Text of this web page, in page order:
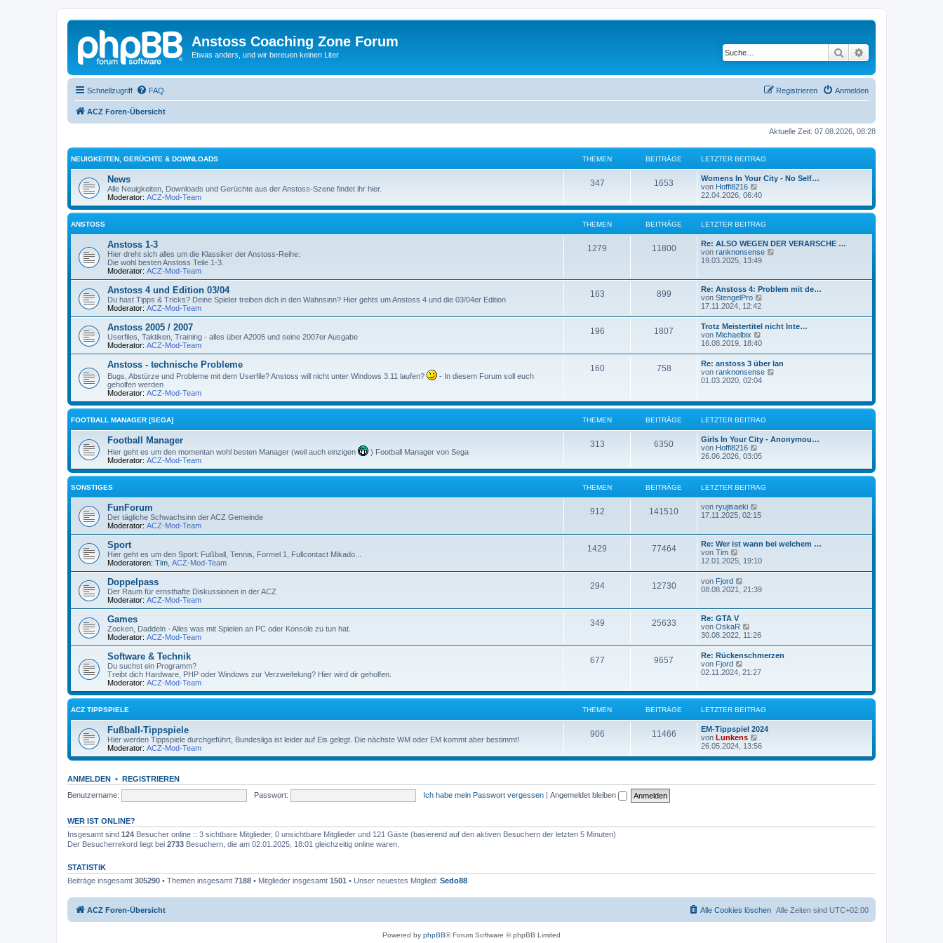
Anstoss Coaching Zone Forum
Etwas anders, und wir bereuen keinen Liter Suche
Schnellzugriff FAQ Anmelden
Registrieren
ACZ Foren-Übersicht
Aktuelle Zeit: 07.08.2026, 08:28
NEUIGKEITEN, GERÜCHTE & DOWNLOADS THEMEN BEITRÄGE LETZTER BEITRAG
News
Alle Neuigkeiten, Downloads und Gerüchte aus der Anstoss-Szene findet ihr hier.
Moderator: ACZ-Mod-Team
347 1653
Womens In Your City - No Self…
von Hoffi8216
e
e
t
e
r
B
e
t
r
a
g
22.04.2026, 06:40
ANSTOSS THEMEN BEITRÄGE LETZTER BEITRAG
Anstoss 1-3
Hier dreht sich alles um die Klassiker der Anstoss-Reihe:
Die wohl besten Anstoss Teile 1-3.
Moderator: ACZ-Mod-Team
1279 11800
Re: ALSO WEGEN DER VERARSCHE …
von ranknonsense
s
t
B
e
r
a
g
19.03.2025, 13:49
Anstoss 4 und Edition 03/04
Du hast Tipps & Tricks? Deine Spieler treiben dich in den Wahnsinn? Hier gehts um Anstoss 4 und die 03/04er Edition
Moderator: ACZ-Mod-Team
163 899
Re: Anstoss 4: Problem mit de…
von StengelPro
s
r
B
e
a
17.11.2024, 12:42
Anstoss 2005 / 2007
Userfiles, Taktiken, Training - alles über A2005 und seine 2007er Ausgabe
Moderator: ACZ-Mod-Team
196 1807
Trotz Meistertitel nicht Inte…
von Michaelbix
e
s
t
e
B
e
i
a
g
16.08.2019, 18:40
Anstoss - technische Probleme
Bugs, Abstürze und Probleme mit dem Userfile? Anstoss will nicht unter Windows 3.11 laufen?
- In diesem Forum soll euch
geholfen werden
Moderator: ACZ-Mod-Team
160 758
Re: anstoss 3 über lan
von ranknonsense
s
r
B
r
01.03.2020, 02:04
FOOTBALL MANAGER [SEGA] THEMEN BEITRÄGE LETZTER BEITRAG
Football Manager
Hier geht es um den momentan wohl besten Manager (weil auch einzigen
) Football Manager von Sega
Moderator: ACZ-Mod-Team
313 6350
Girls In Your City - Anonymou…
von Hoffi8216
e
e
t
e
B
r
a
g
26.06.2026, 03:05
SONSTIGES THEMEN BEITRÄGE LETZTER BEITRAG
FunForum
Der tägliche Schwachsinn der ACZ Gemeinde
Moderator: ACZ-Mod-Team
912 141510 von ryujisaeki
e
t
e
r
B
i
r
17.11.2025, 02:15
Sport
Hier geht es um den Sport: Fußball, Tennis, Formel 1, Fullcontact Mikado...
Moderatoren: Tim ACZ-Mod-Team
1429 77464
Re: Wer ist wann bei welchem …
von Tim
e
e
s
t
r
B
e
i
t
r
a
g
12.01.2025, 19:10
Doppelpass
Der Raum für ernsthafte Diskussionen in der ACZ
Moderator: ACZ-Mod-Team
294 12730 von Fjord
e
t
e
r
B
e
t
a
g
08.08.2021, 21:39
Games
Zocken, Daddeln - Alles was mit Spielen an PC oder Konsole zu tun hat.
Moderator: ACZ-Mod-Team
349 25633
Re: GTA V
von OskaR
e
e
s
e
B
e
i
t
r
a
g
30.08.2022, 11:26
Software & Technik
Du suchst ein Programm?
Treibt dich Hardware, PHP oder Windows zur Verzweifelung? Hier wird dir geholfen.
Moderator: ACZ-Mod-Team
677 9657
Re: Rückenschmerzen
von Fjord
e
s
e
r
B
e
i
t
02.11.2024, 21:27
ACZ TIPPSPIELE THEMEN BEITRÄGE LETZTER BEITRAG
Fußball-Tippspiele
Hier werden Tippspiele durchgeführt, Bundesliga ist leider auf Eis gelegt. Die nächste WM oder EM kommt aber bestimmt!
Moderator: ACZ-Mod-Team
906 11466
EM-Tippspiel 2024
von Lunkens
e
e
e
t
26.05.2024, 13:56
ANMELDEN • REGISTRIEREN
Benutzername:
Passwort: Ich habe mein Passwort vergessen | Angemeldet bleiben
WER IST ONLINE?
Insgesamt sind 124 Besucher online :: 3 sichtbare Mitglieder, 0 unsichtbare Mitglieder und 121 Gäste (basierend auf den aktiven Besuchern der letzten 5 Minuten)
Der Besucherrekord liegt bei 2733 Besuchern, die am 02.01.2025, 18:01 gleichzeitig online waren.
STATISTIK
Beiträge insgesamt 305290 • Themen insgesamt 7188 • Mitglieder insgesamt 1501 • Unser neuestes Mitglied: Sedo88
ACZ Foren-Übersicht Alle Zeiten sind UTC+02:00
Alle Cookies löschen
Powered by phpBB® Forum Software © phpBB Limited